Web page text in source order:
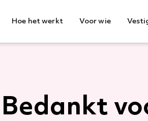
Hoe het werkt Voor wie
Bedankt